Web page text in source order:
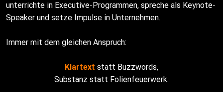
unterrichte in Executive-Programmen, spreche als Keynote-
Speaker und setze Impulse in Unternehmen.
Immer mit dem gleichen Anspruch:
Klartext statt Buzzwords,
Substanz statt Folienfeuerwerk.